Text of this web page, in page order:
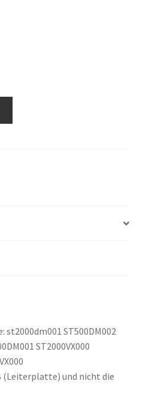
st2000dm001 ST500DM002
ST2000VX000
(Leiterplatte) und nicht die